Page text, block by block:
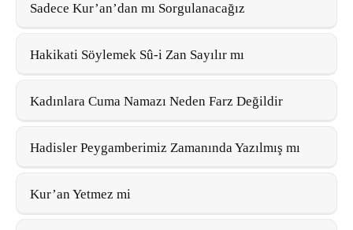
Sadece Kur’an’dan mı Sorgulanacağız
Hakikati Söylemek Sû-i Zan Sayılır mı
Kadınlara Cuma Namazı Neden Farz Değildir
Hadisler Peygamberimiz Zamanında Yazılmış mı
Kur’an Yetmez mi